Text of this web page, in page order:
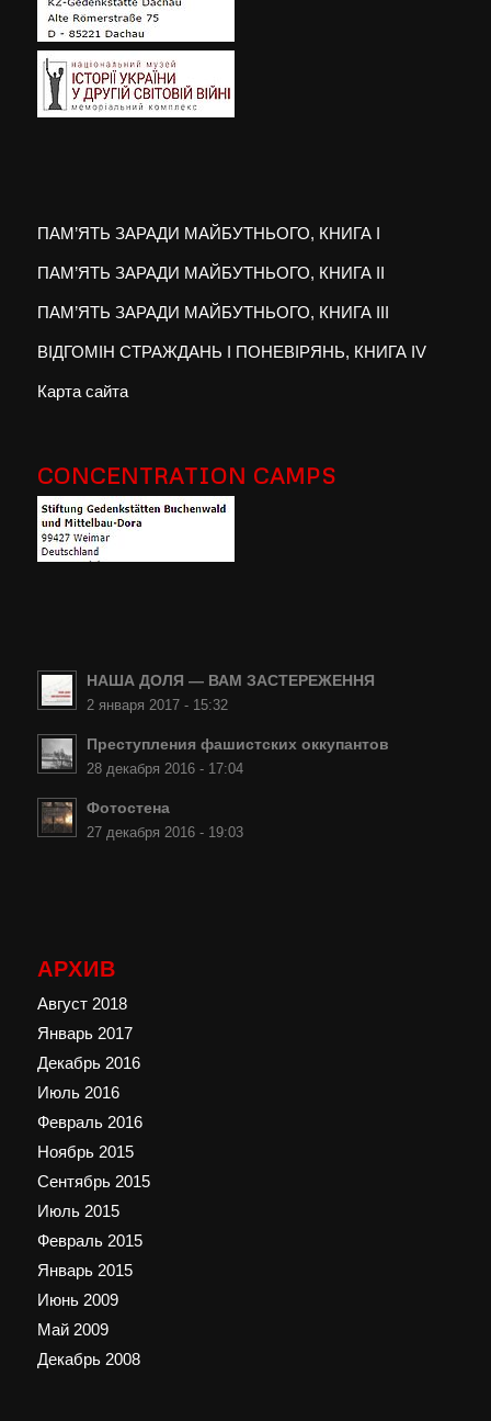
ПАМ’ЯТЬ ЗАРАДИ МАЙБУТНЬОГО, КНИГА I
ПАМ’ЯТЬ ЗАРАДИ МАЙБУТНЬОГО, КНИГА II
ПАМ’ЯТЬ ЗАРАДИ МАЙБУТНЬОГО, КНИГА III
ВІДГОМІН СТРАЖДАНЬ І ПОНЕВІРЯНЬ, КНИГА IV
Карта сайта
CONCENTRATION CAMPS
НАША ДОЛЯ — ВАМ ЗАСТЕРЕЖЕННЯ
2 января 2017 - 15:32
Преступления фашистских оккупантов
28 декабря 2016 - 17:04
Фотостена
27 декабря 2016 - 19:03
АРХИВ
Август 2018
Январь 2017
Декабрь 2016
Июль 2016
Февраль 2016
Ноябрь 2015
Сентябрь 2015
Июль 2015
Февраль 2015
Январь 2015
Июнь 2009
Май 2009
Декабрь 2008